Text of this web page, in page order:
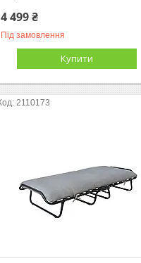
4 499 ₴
Під замовлення
Купити
2110173